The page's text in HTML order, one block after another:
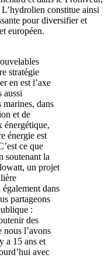
constitue ainsi
pour diversifier et
européen.
stratégie
en est l’axe
aussi
marines, dans
et de
énergétique,
énergie est
ce que
soutenant la
un projet
dans
partageons
:
des
nous l’avons
a 15 ans et
avec